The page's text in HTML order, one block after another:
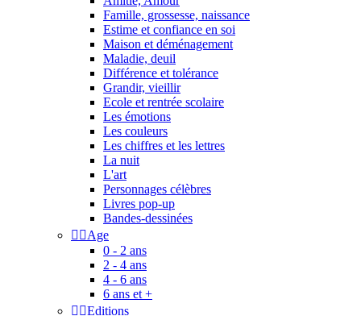
Famille, grossesse, naissance
Estime et confiance en soi
Maison et déménagement
Maladie, deuil
Différence et tolérance
Grandir, vieillir
Ecole et rentrée scolaire
Les émotions
Les couleurs
Les chiffres et les lettres
La nuit
L'art
Personnages célèbres
Livres pop-up
Bandes-dessinées
 Age
0 - 2 ans
2 - 4 ans
4 - 6 ans
6 ans et +
 Editions